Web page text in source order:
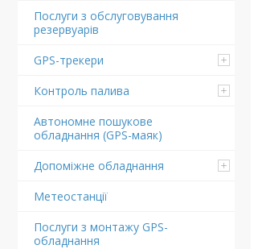
Послуги з обслуговування
резервуарів
GPS-трекери
Контроль палива
Автономне пошукове
обладнання (GPS-маяк)
Допоміжне обладнання
Метеостанції
Послуги з монтажу GPS-
обладнання